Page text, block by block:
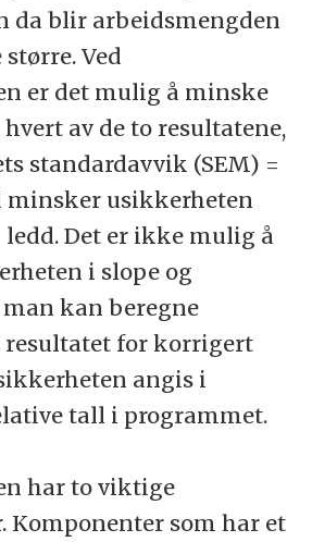
da blir arbeidsmengden
Ved
er det mulig å minske
av de to resultatene,
standardavvik (SEM) =
minsker usikkerheten
Det er ikke mulig å
i slope og
kan beregne
for korrigert
angis i
tall i programmet.
har to viktige
Komponenter som har et